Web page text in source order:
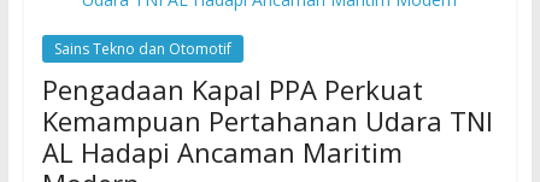
Sains Tekno dan Otomotif
Pengadaan Kapal PPA Perkuat
Kemampuan Pertahanan Udara TNI
AL Hadapi Ancaman Maritim